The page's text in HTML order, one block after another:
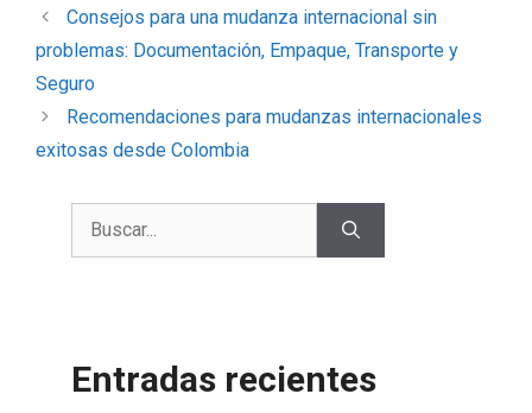
Consejos para una mudanza internacional sin
problemas: Documentación, Empaque, Transporte y
Seguro
Recomendaciones para mudanzas internacionales
exitosas desde Colombia
Entradas recientes